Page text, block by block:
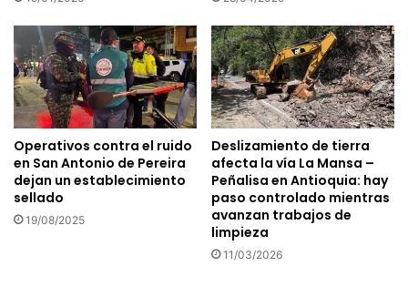
Operativos contra el ruido
en San Antonio de Pereira
dejan un establecimiento
sellado
19/08/2025
Deslizamiento de tierra
afecta la vía La Mansa –
Peñalisa en Antioquia: hay
paso controlado mientras
avanzan trabajos de
limpieza
11/03/2026